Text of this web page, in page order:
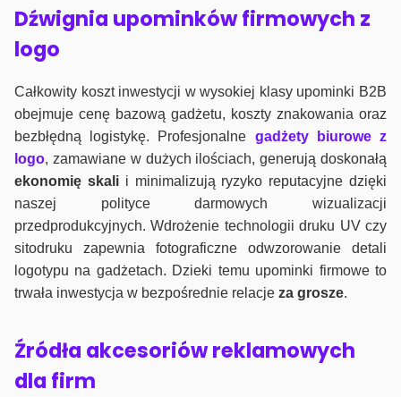
Dźwignia upominków firmowych z
logo
Całkowity koszt inwestycji w wysokiej klasy upominki B2B
obejmuje cenę bazową gadżetu, koszty znakowania oraz
bezbłędną logistykę. Profesjonalne gadżety biurowe z
logo, zamawiane w dużych ilościach, generują doskonałą
ekonomię skalii minimalizują ryzyko reputacyjne dzięki
naszej polityce darmowych wizualizacji
przedprodukcyjnych. Wdrożenie technologii druku UV czy
sitodruku zapewnia fotograficzne odwzorowanie detali
logotypu na gadżetach. Dzieki temu upominki firmowe to
trwała inwestycja w bezpośrednie relacje za grosze.
Źródła akcesoriów reklamowych
dla firm